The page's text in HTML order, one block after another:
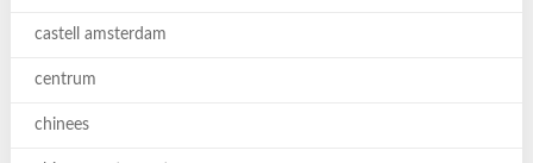
castell amsterdam
centrum
chinees